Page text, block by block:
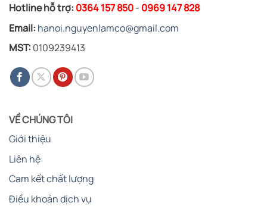
Hotline hỗ trợ: 0364 157 850- 0969 147 828
Email: hanoi.nguyenlamco@gmail.com
MST: 0109239413
VỀ CHÚNG TÔI
Giới thiệu
Liên hệ
Cam kết chất lượng
Điều khoản dịch vụ